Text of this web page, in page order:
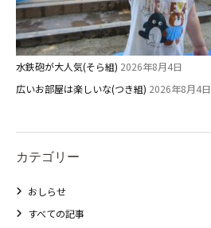
水鉄砲が大人気(そら組) 2026年8月4日
広いお部屋は楽しいな(つき組) 2026年8月4日
カテゴリー
おしらせ
すべての記事